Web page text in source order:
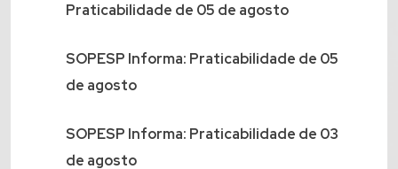
Praticabilidade de 05 de agosto
SOPESP Informa: Praticabilidade de 05
de agosto
SOPESP Informa: Praticabilidade de 03
de agosto